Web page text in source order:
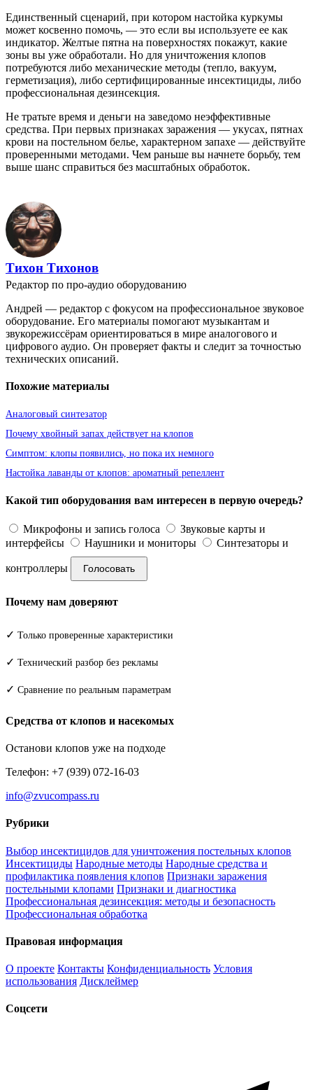
Единственный сценарий, при котором настойка куркумы
может косвенно помочь, — это если вы используете ее как
индикатор. Желтые пятна на поверхностях покажут, какие
зоны вы уже обработали. Но для уничтожения клопов
потребуются либо механические методы (тепло, вакуум,
герметизация), либо сертифицированные инсектициды, либо
профессиональная дезинсекция.
Не тратьте время и деньги на заведомо неэффективные
средства. При первых признаках заражения — укусах, пятнах
крови на постельном белье, характерном запахе — действуйте
проверенными методами. Чем раньше вы начнете борьбу, тем
выше шанс справиться без масштабных обработок.
Тихон Тихонов
Редактор по про-аудио оборудованию
Андрей — редактор с фокусом на профессиональное звуковое
оборудование. Его материалы помогают музыкантам и
звукорежиссёрам ориентироваться в мире аналогового и
цифрового аудио. Он проверяет факты и следит за точностью
технических описаний.
Похожие материалы
Аналоговый синтезатор
Почему хвойный запах действует на клопов
Симптом: клопы появились, но пока их немного
Настойка лаванды от клопов: ароматный репеллент
Какой тип оборудования вам интересен в первую очередь?
Микрофоны и запись голоса
Звуковые карты и
интерфейсы
Наушники и мониторы Синтезаторы и
контроллеры Голосовать
Почему нам доверяют
✓ Только проверенные характеристики
✓ Технический разбор без рекламы
✓ Сравнение по реальным параметрам
Средства от клопов и насекомых
Останови клопов уже на подходе
Телефон: +7 (939) 072-16-03
info@zvucompass.ru
Рубрики
Выбор инсектицидов для уничтожения постельных клопов
Инсектициды Народные методы Народные средства и
профилактика появления клопов Признаки заражения
постельными клопами Признаки и диагностика
Профессиональная дезинсекция: методы и безопасность
Профессиональная обработка
Правовая информация
О проекте Контакты Конфиденциальность Условия
использования Дисклеймер
Соцсети